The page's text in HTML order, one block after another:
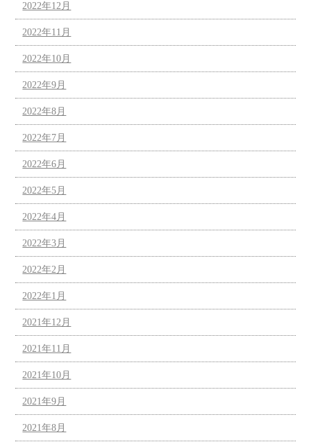
2022年12月
2022年11月
2022年10月
2022年9月
2022年8月
2022年7月
2022年6月
2022年5月
2022年4月
2022年3月
2022年2月
2022年1月
2021年12月
2021年11月
2021年10月
2021年9月
2021年8月